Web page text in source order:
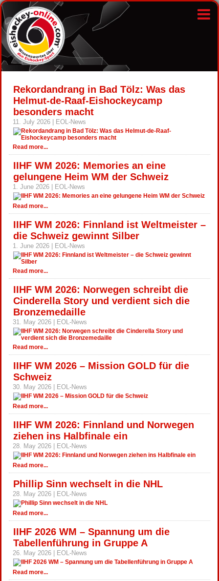
Rekordandrang in Bad Tölz: Was das
Helmut-de-Raaf-Eishockeycamp
besonders macht
11. July 2026 | EOL-News
Read more...
IIHF WM 2026: Memories an eine
gelungene Heim WM der Schweiz
1. June 2026 | EOL-News
Read more...
IIHF WM 2026: Finnland ist Weltmeister –
die Schweiz gewinnt Silber
1. June 2026 | EOL-News
Read more...
IIHF WM 2026: Norwegen schreibt die
Cinderella Story und verdient sich die
Bronzemedaille
31. May 2026 | EOL-News
Read more...
IIHF WM 2026 – Mission GOLD für die
Schweiz
30. May 2026 | EOL-News
Read more...
IIHF WM 2026: Finnland und Norwegen
ziehen ins Halbfinale ein
28. May 2026 | EOL-News
Read more...
Phillip Sinn wechselt in die NHL
28. May 2026 | EOL-News
Read more...
IIHF 2026 WM – Spannung um die
Tabellenführung in Gruppe A
26. May 2026 | EOL-News
Read more...